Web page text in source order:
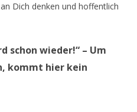
Dich denken und hoffentlich
schon wieder!“ – Um
kommt hier kein